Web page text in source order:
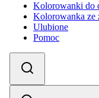
Kolorowanki do
Kolorowanka ze
Ulubione
Pomoc